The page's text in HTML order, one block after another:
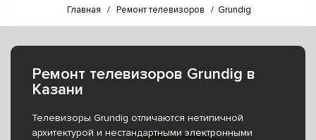
Главная / Ремонт телевизоров / Grundig
Ремонт телевизоров Grundig в
Казани
Телевизоры Grundig отличаются нетипичной
архитектурой и нестандартными электронными